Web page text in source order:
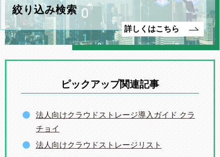
絞り込み検索
詳しくはこちら
ピックアップ関連記事
法人向けクラウドストレージ導入ガイド クラ
チョイ
法人向けクラウドストレージリスト